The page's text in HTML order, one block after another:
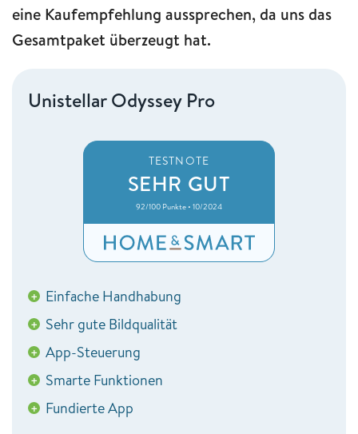
eine Kaufempfehlung aussprechen, da uns das
Gesamtpaket überzeugt hat.
Unistellar Odyssey Pro
TESTNOTE
SEHR GUT
92/100 Punkte • 10/2024
+ Einfache Handhabung
+ Sehr gute Bildqualität
+ App-Steuerung
+ Smarte Funktionen
+ Fundierte App